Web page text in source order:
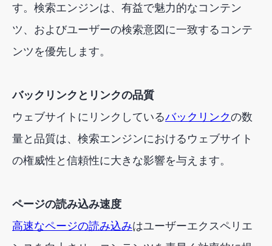
す。検索エンジンは、有益で魅力的なコンテン
ツ、およびユーザーの検索意図に一致するコンテ
ンツを優先します。
バックリンクとリンクの品質
ウェブサイトにリンクしているバックリンクの数
量と品質は、検索エンジンにおけるウェブサイト
の権威性と信頼性に大きな影響を与えます。
ページの読み込み速度
高速なページの読み込みはユーザーエクスペリエ